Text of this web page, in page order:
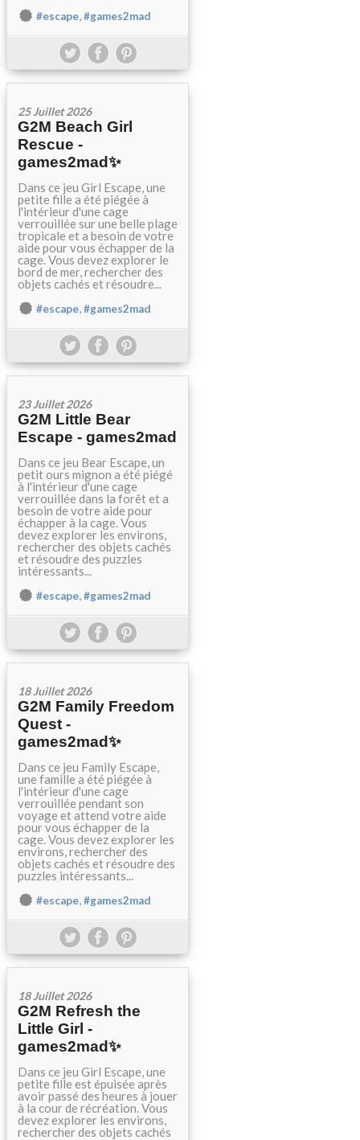
#escape,#games2mad
25 Juillet 2026
G2M Beach Girl
Rescue -
games2mad✨
Dans ce jeu Girl Escape, une
petite fille a été piégée à
l'intérieur d'une cage
verrouillée sur une belle plage
tropicale et a besoin de votre
aide pour vous échapper de la
cage. Vous devez explorer le
bord de mer, rechercher des
objets cachés et résoudre...
#escape,#games2mad
23 Juillet 2026
G2M Little Bear
Escape - games2mad
Dans ce jeu Bear Escape, un
petit ours mignon a été piégé
à l'intérieur d'une cage
verrouillée dans la forêt et a
besoin de votre aide pour
échapper à la cage. Vous
devez explorer les environs,
rechercher des objets cachés
et résoudre des puzzles
intéressants...
#escape,#games2mad
18 Juillet 2026
G2M Family Freedom
Quest -
games2mad✨
Dans ce jeu Family Escape,
une famille a été piégée à
l'intérieur d'une cage
verrouillée pendant son
voyage et attend votre aide
pour vous échapper de la
cage. Vous devez explorer les
environs, rechercher des
objets cachés et résoudre des
puzzles intéressants...
#escape,#games2mad
18 Juillet 2026
G2M Refresh the
Little Girl -
games2mad✨
Dans ce jeu Girl Escape, une
petite fille est épuisée après
avoir passé des heures à jouer
à la cour de récréation. Vous
devez explorer les environs,
rechercher des objets cachés